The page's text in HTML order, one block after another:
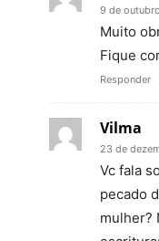
9 de
Muito
Fique
Responder
Vilma
23 de
Vc fala
pecado
mulher?